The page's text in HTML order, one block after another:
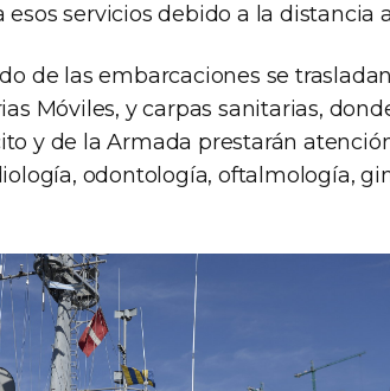
servicios debido a la distancia
de las embarcaciones se
Móviles, y carpas sanitarias,
y de la Armada prestarán
odontología, oftalmología,